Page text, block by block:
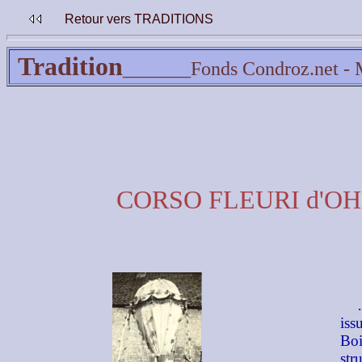
Retour vers TRADITIONS
Tradition Fonds Condroz.net -
CORSO FLEURI